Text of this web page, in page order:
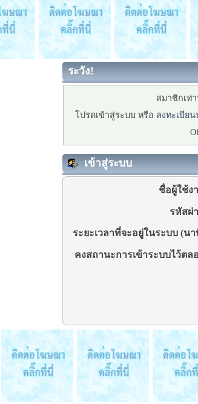
ระวัง!
สมาชิกเท่
โปรดเข้าสู่ระบบ หรือ ลงทะเบีย
เข้าสู่ระบบ
ชื่อผู้ใช้ง
รหัสผ่
ระยะเวลาที่จะอยู่ในระบบ (นา
คงสถานะการเข้าระบบไว้ตล